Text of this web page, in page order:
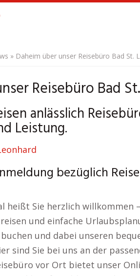
» Daheim über unser Reisebüro Bad St.
Reisebüro Bad
anlässlich
Leistung.
bezüglich
heißt Sie herzlich willkommen
und einfache
und dabei unseren
sind Sie bei uns an der
vor Ort bietet unser